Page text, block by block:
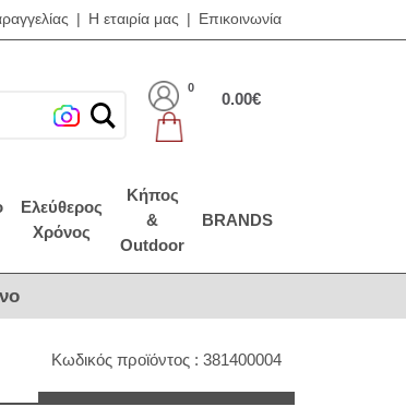
Η εταιρία μας Επικοινωνία
0
0.00€
Ελεύθερος
Χρόνος
Κήπος
&
Outdoor
BRANDS
Κωδικός προϊόντος : 381400004